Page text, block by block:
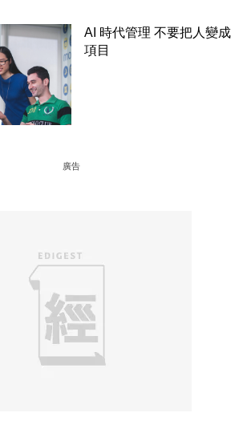
AI 時代管理 不要把人變成
項目
廣告